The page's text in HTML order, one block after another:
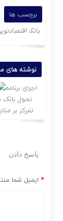
برچسب ها
بانک
نوشته های
پاسخ دادن
ایمیل شما *